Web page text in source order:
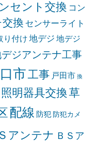
セント交換 コン
換 センサーライト
り付け 地デジ 地デジ
ジアンテナ工事
市工事 戸田市 換
照明器具交換草
配線 防犯 防犯カメ
アンテナ ＢＳア